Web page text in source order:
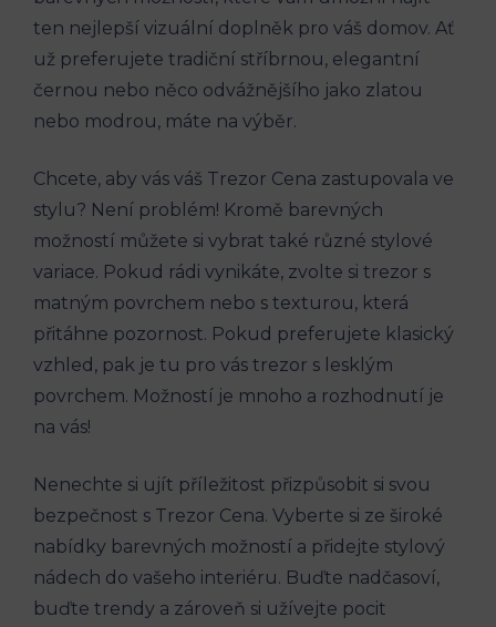
ten nejlepší vizuální doplněk pro váš domov. Ať
už preferujete tradiční stříbrnou, elegantní
černou nebo něco odvážnějšího jako zlatou
nebo modrou, máte na výběr.
Chcete, aby vás váš Trezor Cena zastupovala ve
stylu? Není problém! Kromě barevných
možností můžete si vybrat také různé stylové
variace. Pokud rádi vynikáte, zvolte si trezor s
matným povrchem nebo s texturou, která
přitáhne pozornost. Pokud preferujete klasický
vzhled, pak je tu pro vás trezor s lesklým
povrchem. Možností je mnoho a rozhodnutí je
na vás!
Nenechte si ujít příležitost přizpůsobit si svou
bezpečnost s Trezor Cena. Vyberte si ze široké
nabídky barevných možností a přidejte stylový
nádech do vašeho interiéru. Buďte nadčasoví,
buďte trendy a zároveň si užívejte pocit